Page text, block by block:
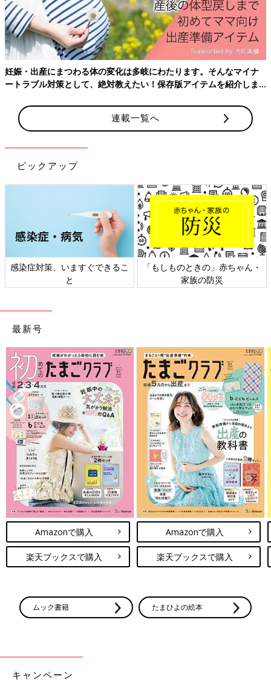
妊娠・出産にまつわる体の変化は多岐にわたります。そんなマイナ
ートラブル対策として、絶対教えたい！保存版アイテムを紹介しま
連載一覧へ
ピックアップ
感染症対策、いますぐできるこ
と
「もしものときの」赤ちゃん・
家族の防災
最新号
Amazonで購入
楽天ブックスで購入
Amazonで購入
楽天ブックスで購入
ムック書籍 たまひよの絵本
キャンペーン